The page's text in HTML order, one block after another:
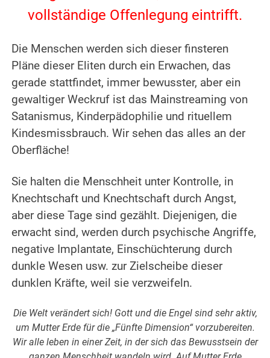
vollständige Offenlegung eintrifft.
Die Menschen werden sich dieser finsteren
Pläne dieser Eliten durch ein Erwachen, das
gerade stattfindet, immer bewusster, aber ein
gewaltiger Weckruf ist das Mainstreaming von
Satanismus, Kinderpädophilie und rituellem
Kindesmissbrauch. Wir sehen das alles an der
Oberfläche!
Sie halten die Menschheit unter Kontrolle, in
Knechtschaft und Knechtschaft durch Angst,
aber diese Tage sind gezählt. Diejenigen, die
erwacht sind, werden durch psychische Angriffe,
negative Implantate, Einschüchterung durch
dunkle Wesen usw. zur Zielscheibe dieser
dunklen Kräfte, weil sie verzweifeln.
Die Welt verändert sich! Gott und die Engel sind sehr aktiv,
um Mutter Erde für die „Fünfte Dimension“ vorzubereiten.
Wir alle leben in einer Zeit, in der sich das Bewusstsein der